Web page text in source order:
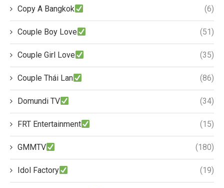
Copy A Bangkok (6)
Couple Boy Love (51)
Couple Girl Love (35)
Couple Thái Lan (86)
Domundi TV (34)
FRT Entertainment (15)
GMMTV (180)
Idol Factory (19)